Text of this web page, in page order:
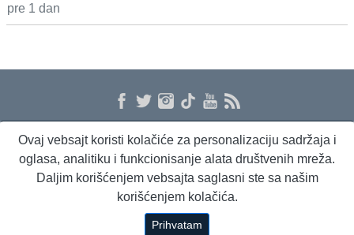
pre 1 dan
O nama Proizvodi i usluge Politika privatnosti Kontakt RSS
Dnevni evropski servis
Ovaj vebsajt koristi kolačiće za personalizaciju sadržaja i
oglasa, analitiku i funkcionisanje alata društvenih mreža.
Daljim korišćenjem vebsajta saglasni ste sa našim
korišćenjem kolačića.
Prihvatam